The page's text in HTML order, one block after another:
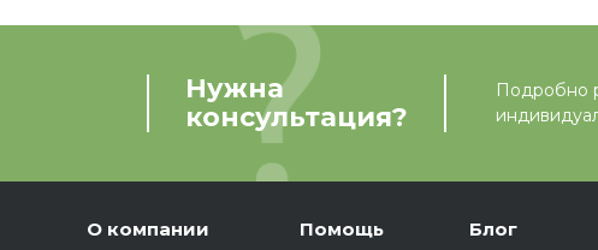
Нужна
консультация?
Подробно
О компании Помощь Блог